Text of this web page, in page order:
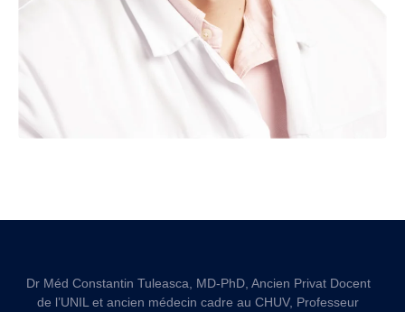
Dr Méd Constantin Tuleasca, MD-PhD, Ancien Privat Docent
de l’UNIL et ancien médecin cadre au CHUV, Professeur